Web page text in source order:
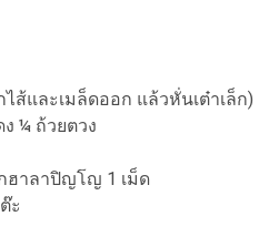
ส้และเมล็ดออก แล้วหั่นเต๋าเล็ก)
¼ ถ้วยตวง
ฮาลาปิญโญ 1 เม็ด
ะ